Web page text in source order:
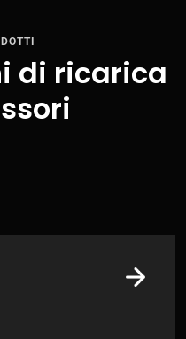
di ricarica
Example Link